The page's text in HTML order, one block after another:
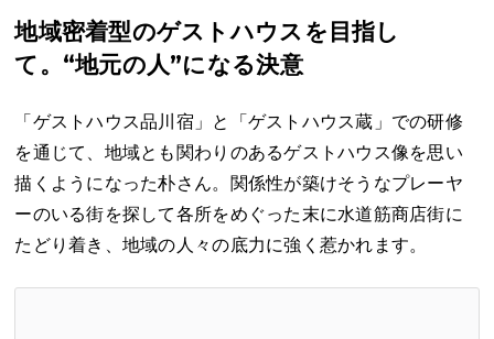
地域密着型のゲストハウスを目指し
て。“地元の人”になる決意
「ゲストハウス品川宿」と「ゲストハウス蔵」での研修
を通じて、地域とも関わりのあるゲストハウス像を思い
描くようになった朴さん。関係性が築けそうなプレーヤ
ーのいる街を探して各所をめぐった末に水道筋商店街に
たどり着き、地域の人々の底力に強く惹かれます。